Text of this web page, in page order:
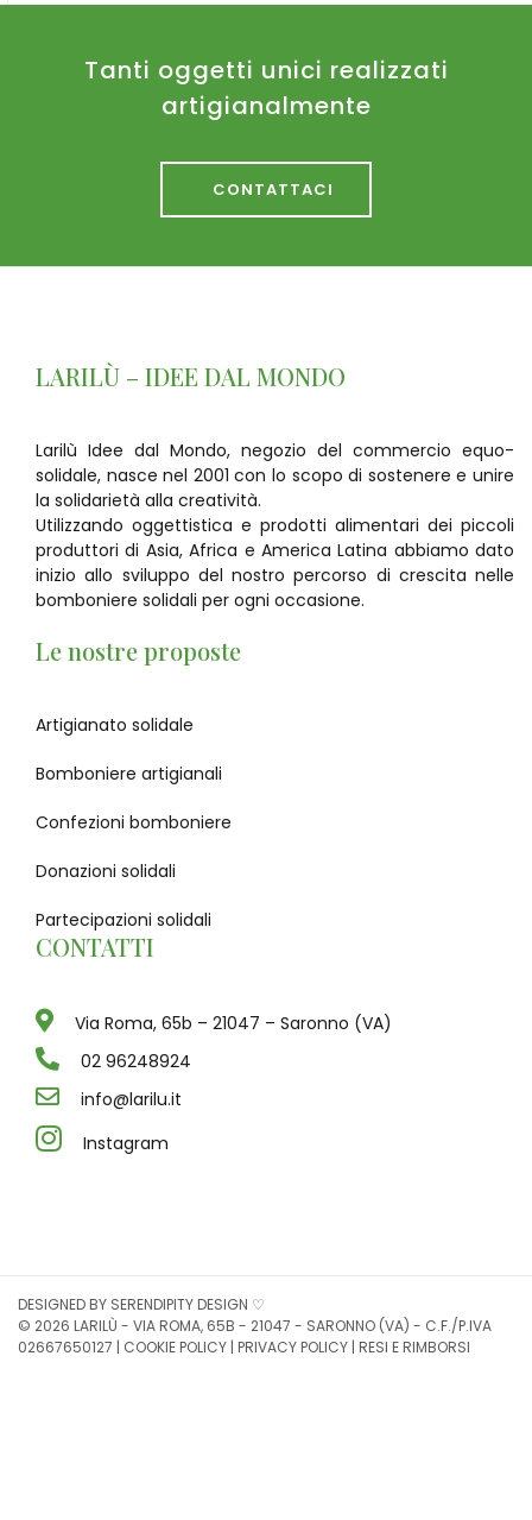
Tanti oggetti unici realizzati
artigianalmente
CONTATTACI
LARILÙ – IDEE DAL MONDO
Larilù Idee dal Mondo, negozio del commercio equo-
solidale, nasce nel 2001 con lo scopo di sostenere e unire
la solidarietà alla creatività.
Utilizzando oggettistica e prodotti alimentari dei piccoli
produttori di Asia, Africa e America Latina abbiamo dato
inizio allo sviluppo del nostro percorso di crescita nelle
bomboniere solidali per ogni occasione.
Le nostre proposte
Artigianato solidale
Bomboniere artigianali
Confezioni bomboniere
Donazioni solidali
Partecipazioni solidali
CONTATTI
Via Roma, 65b – 21047 – Saronno (VA)
02 96248924
info@larilu.it
Instagram
DESIGNED BY SERENDIPITY DESIGN ♡
© 2026 LARILÙ - VIA ROMA, 65B - 21047 - SARONNO (VA) - C.F./P.IVA
02667650127 | COOKIE POLICY | PRIVACY POLICY | RESI E RIMBORSI